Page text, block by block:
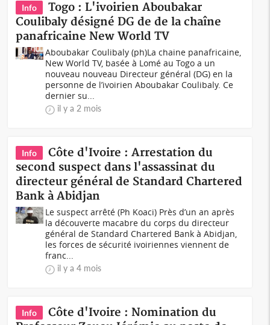
Info
Togo : L'ivoirien Aboubakar
Coulibaly désigné DG de de la chaîne
panafricaine New World TV
Aboubakar Coulibaly (ph)La chaine panafricaine,
New World TV, basée à Lomé au Togo a un
nouveau nouveau Directeur général (DG) en la
personne de l’ivoirien Aboubakar Coulibaly. Ce
dernier su...
il y a 2 mois
Info
Côte d'Ivoire : Arrestation du
second suspect dans l'assassinat du
directeur général de Standard Chartered
Bank à Abidjan
Le suspect arrêté (Ph Koaci) Près d’un an après
la découverte macabre du corps du directeur
général de Standard Chartered Bank à Abidjan,
les forces de sécurité ivoiriennes viennent de
franc...
il y a 4 mois
Info
Côte d'Ivoire : Nomination du